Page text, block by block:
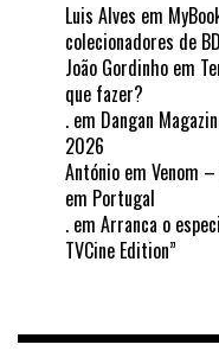
Luis Alves em
colecionadores de
João Gordinho em
que fazer?
. em Dangan
2026
António em Venom
em Portugal
. em Arranca o
TVCine Edition”